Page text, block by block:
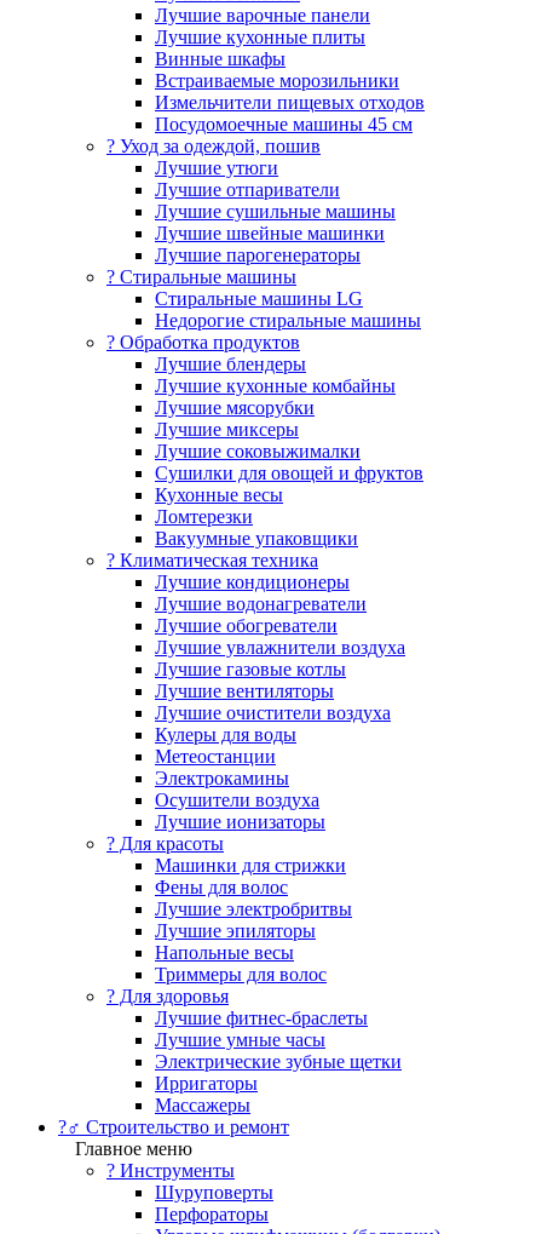
Лучшие варочные панели
Лучшие кухонные плиты
Винные шкафы
Встраиваемые морозильники
Измельчители пищевых отходов
Посудомоечные машины 45 см
? Уход за одеждой, пошив
Лучшие утюги
Лучшие отпариватели
Лучшие сушильные машины
Лучшие швейные машинки
Лучшие парогенераторы
? Стиральные машины
Стиральные машины LG
Недорогие стиральные машины
? Обработка продуктов
Лучшие блендеры
Лучшие кухонные комбайны
Лучшие мясорубки
Лучшие миксеры
Лучшие соковыжималки
Сушилки для овощей и фруктов
Кухонные весы
Ломтерезки
Вакуумные упаковщики
?️ Климатическая техника
Лучшие кондиционеры
Лучшие водонагреватели
Лучшие обогреватели
Лучшие увлажнители воздуха
Лучшие газовые котлы
Лучшие вентиляторы
Лучшие очистители воздуха
Кулеры для воды
Метеостанции
Электрокамины
Осушители воздуха
Лучшие ионизаторы
? Для красоты
Машинки для стрижки
Фены для волос
Лучшие электробритвы
Лучшие эпиляторы
Напольные весы
Триммеры для волос
? Для здоровья
Лучшие фитнес-браслеты
Лучшие умные часы
Электрические зубные щетки
Ирригаторы
Массажеры
?‍♂️ Строительство и ремонт
Главное меню
?️ Инструменты
Шуруповерты
Перфораторы